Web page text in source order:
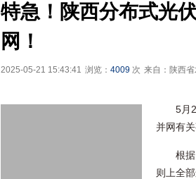
特急！陕西分布式光
网！
2025-05-21 15:43:41 浏览： 4009 次 来自：陕西
5月
并网有
根
则上全